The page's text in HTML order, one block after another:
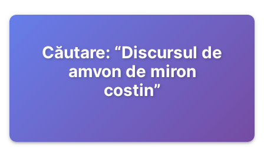
Căutare: “Discursul de
amvon de miron
costin”